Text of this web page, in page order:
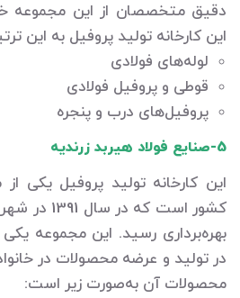
دقیق متخصصان از این مجموعه
این کارخانه تولید پروفیل به این
لوله‌های فولادی
قوطی و پروفیل فولادی
پروفیل‌های درب و پنجره
5-صنایع فولاد هیربد زرندیه
این کارخانه تولید پروفیل یکی
کشور است
بهره‌برداری رسید. این مجموعه
در تولید و عرضه محصولات در
محصولات آن به‌صورت زیر است: